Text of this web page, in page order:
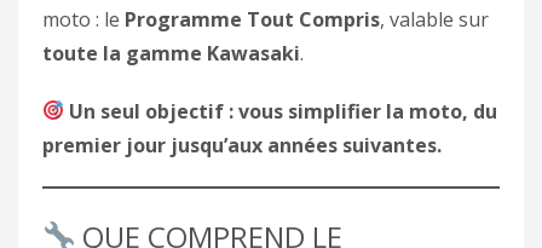
moto : le Programme Tout Compris, valable sur
toute la gamme Kawasaki.
Un seul objectif : vous simplifier la moto, du
premier jour jusqu’aux années suivantes.
QUE COMPREND LE